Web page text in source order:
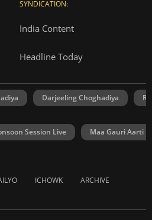
SYNDICATION:
India Content
Headline Today
Darjeeling Choghadiya
Session Live Maa Gauri Aarti
ICHOWK ARCHIVE